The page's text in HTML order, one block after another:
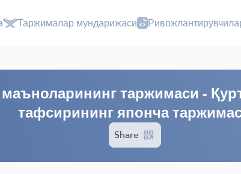
Таржималар мундарижаси
таржимаси -
тафсирининг японча
Share